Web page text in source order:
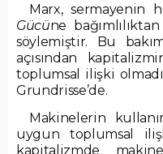
Marx, sermayenin
Gücüne
söylemiştir. Bu
açısından
toplumsal ilişki
Grundrisse’de.
Makinelerin
uygun toplumsal
kapitalizmde